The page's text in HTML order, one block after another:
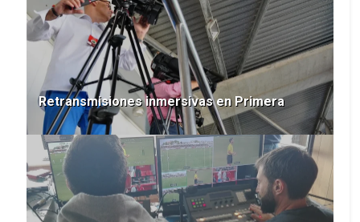
Retransmisiones inmersivas en Primera